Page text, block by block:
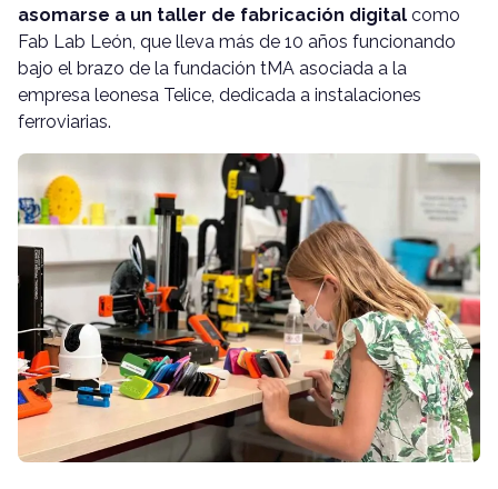
asomarse a un taller de fabricación digital como
Fab Lab León, que lleva más de 10 años funcionando
bajo el brazo de la fundación tMA asociada a la
empresa leonesa Telice, dedicada a instalaciones
ferroviarias.